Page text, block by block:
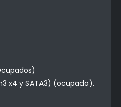
x4 y SATA3) (ocupado).